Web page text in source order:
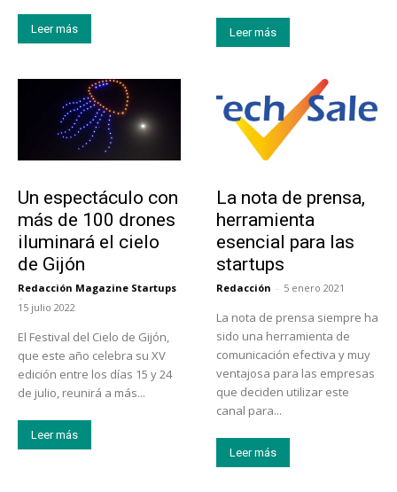
Leer más Leer más
Un espectáculo con
más de 100 drones
iluminará el cielo
de Gijón
Redacción Magazine Startups
-
15 julio 2022
El Festival del Cielo de Gijón,
que este año celebra su XV
edición entre los días 15 y 24
de julio, reunirá a más...
Leer más
La nota de prensa,
herramienta
esencial para las
startups
Redacción - 5 enero 2021
La nota de prensa siempre ha
sido una herramienta de
comunicación efectiva y muy
ventajosa para las empresas
que deciden utilizar este
canal para...
Leer más